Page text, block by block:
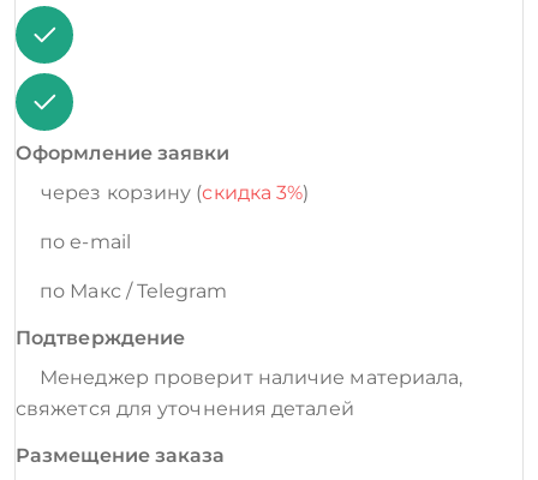
Оформление заявки
через корзину (скидка 3%)
по e-mail
по Макс / Telegram
Подтверждение
Менеджер проверит наличие материала,
свяжется для уточнения деталей
Размещение заказа